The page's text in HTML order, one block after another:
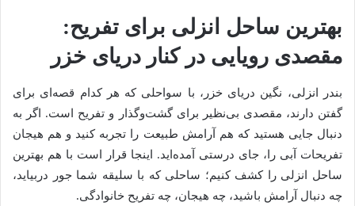
بهترین ساحل انزلی برای تفریح:
مقصدی رویایی در کنار دریای خزر
بندر انزلی، نگین دریای خزر، با سواحلی که هر کدام قصه‌ای برای
گفتن دارند، مقصدی بی‌نظیر برای گشت‌وگذار و تفریح است. اگر به
دنبال جایی هستید که هم آرامش طبیعت را تجربه کنید و هم هیجان
تفریحات آبی را، جای درستی آمده‌اید. اینجا قرار است با هم بهترین
ساحل انزلی را کشف کنیم؛ ساحلی که با سلیقه شما جور دربیاید،
چه دنبال آرامش باشید، چه هیجان، چه تفریح خانوادگی.